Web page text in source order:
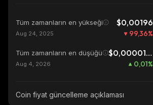
Tüm zamanların en yükseği $0,00196
Aug 24, 2025 99,36%
Tüm zamanların en düşüğü $0,00001245
Aug 4, 2026 0,01%
Coin fiyat güncelleme açıklaması